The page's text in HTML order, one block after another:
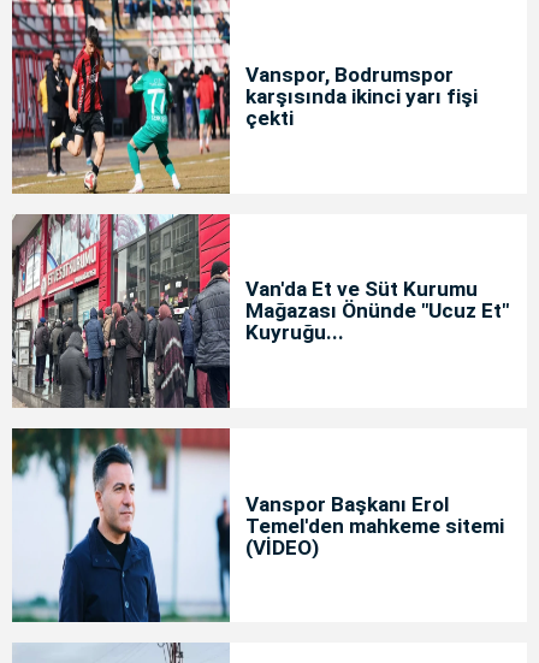
Vanspor, Bodrumspor
karşısında ikinci yarı fişi
çekti
Van'da Et ve Süt Kurumu
Mağazası Önünde "Ucuz Et"
Kuyruğu...
Vanspor Başkanı Erol
Temel'den mahkeme sitemi
(VİDEO)